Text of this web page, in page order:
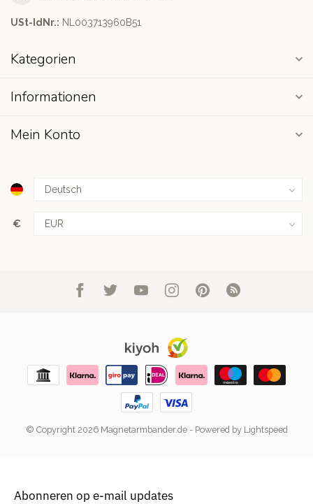
USt-IdNr.: NL003713960B51
Kategorien
Informationen
Mein Konto
€
© Copyright 2026 Magnetarmbander.de- Powered by Lightspeed
Abonneren op e-mail updates